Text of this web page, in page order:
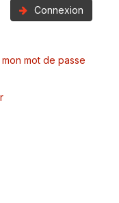
Connexion
mot de passe